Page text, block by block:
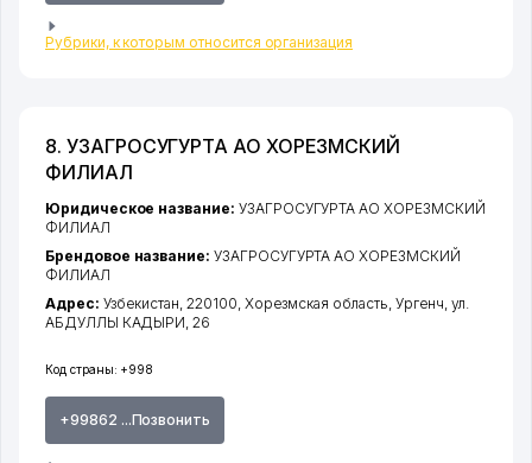
Рубрики, к которым относится организация
8. УЗАГРОСУГУРТА АО ХОРЕЗМСКИЙ
ФИЛИАЛ
Код страны: +998
+99862 ...Позвонить
Юридическое название: УЗАГРОСУГУРТА АО ХОРЕЗМСКИЙ
ФИЛИАЛ
Брендовое название: УЗАГРОСУГУРТА АО ХОРЕЗМСКИЙ
ФИЛИАЛ
Адрес: Узбекистан, 220100, Хорезмская область, Ургенч,ул.
АБДУЛЛЫ КАДЫРИ, 26